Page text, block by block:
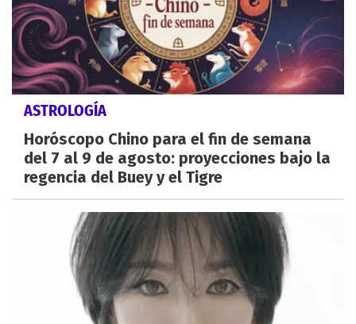
ASTROLOGÍA
Horóscopo Chino para el fin de semana
del 7 al 9 de agosto: proyecciones bajo la
regencia del Buey y el Tigre